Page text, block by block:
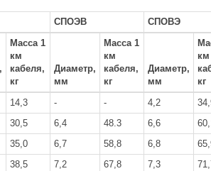
СПОЭВ СПОВЭ
Масса 1
км
кабеля,
кг
Диаметр,
мм
Масса 1
км
кабеля,
кг
Диаметр,
мм
км
кг
14,3 - - 4,2
30,5 6,4 48.3 6,6
35,0 6,7 58,8 6,8
38,5 7,2 67,8 7,3